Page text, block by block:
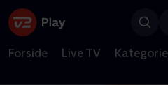
Forside Live TV